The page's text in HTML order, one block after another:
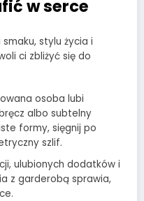
w serce
stylu życia i
ci zbliżyć się do
osoba lubi
albo subtelny
formy, sięgnij po
szlif.
ulubionych dodatków i
z garderobą sprawia,